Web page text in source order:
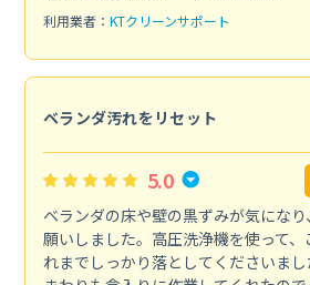
利用業者： KTクリーンサポート
ベランダ汚れをリセット
5.0
ベランダの床や壁の黒ずみが気にな
願いしました。高圧洗浄機を使って
れまでしっかり落としてくださいま